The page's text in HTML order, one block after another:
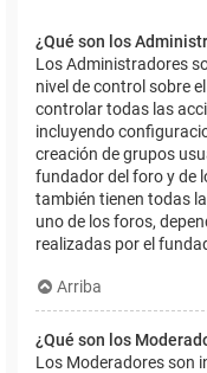
¿Qué son los
Los Administradores
nivel de control sobre
controlar todas las
incluyendo
creación de grupos
fundador del foro y de
también tienen todas
uno de los foros,
realizadas por el
Arriba
¿Qué son los
Los Moderadores son